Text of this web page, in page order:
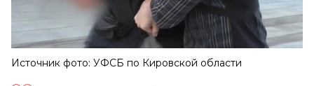
Источник фото: УФСБ по Кировской области